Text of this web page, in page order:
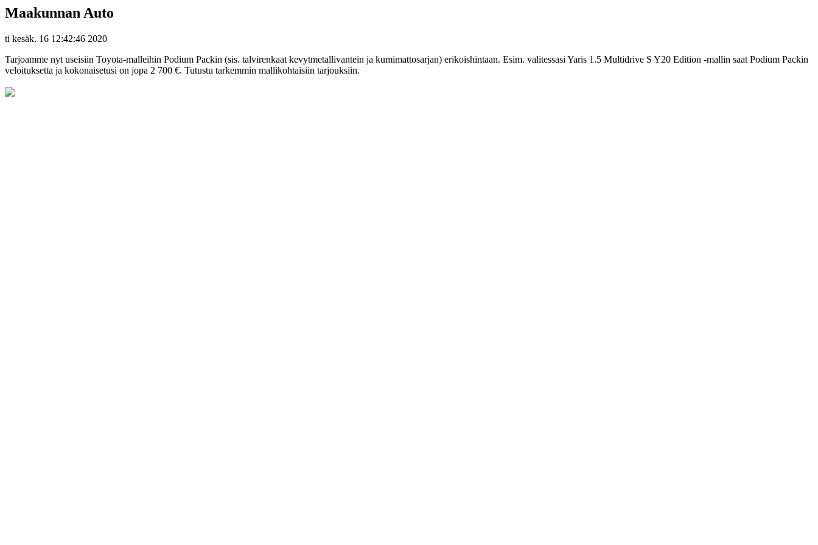
Maakunnan Auto
ti kesäk. 16 12:42:46 2020
Tarjoamme nyt useisiin Toyota-malleihin Podium Packin (sis. talvirenkaat kevytmetallivantein ja kumimattosarjan) erikoishintaan. Esim. valitessasi Yaris 1.5 Multidrive S Y20 Edition -mallin saat Podium Packin
veloituksetta ja kokonaisetusi on jopa 2 700 €. Tutustu tarkemmin mallikohtaisiin tarjouksiin.